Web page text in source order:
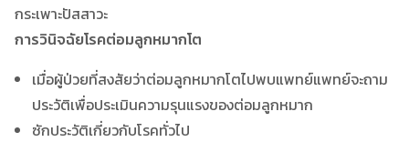
กระเพาะปัสสาวะ
การวินิจฉัยโรคต่อมลูกหมากโต
เมื่อผู้ป่วยที่สงสัยว่าต่อมลูกหมากโตไปพบแพทย์แพทย์จะถาม
ประวัติเพื่อประเมินความรุนแรงของต่อมลูกหมาก
ซักประวัติเกี่ยวกับโรคทั่วไป